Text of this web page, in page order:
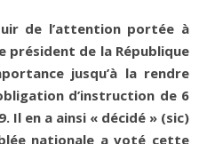
président de la République
jusqu’à la rendre
d’instruction de 6
Il en a ainsi « décidé » (sic)
nationale a voté cette